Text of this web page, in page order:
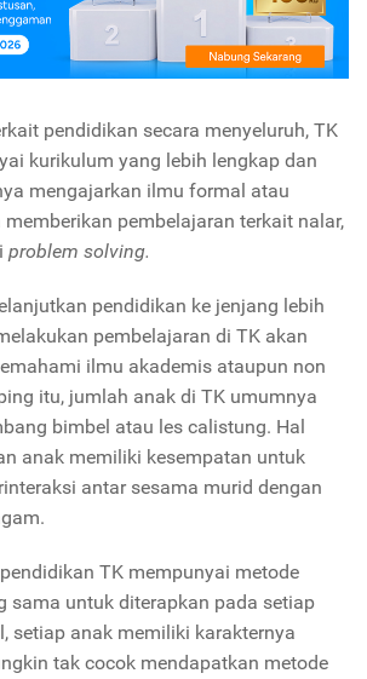
pendidikan secara menyeluruh, TK
kurikulum yang lebih lengkap dan
mengajarkan ilmu formal atau
pembelajaran terkait nalar,
problem solving.
pendidikan ke jenjang lebih
pembelajaran di TK akan
ilmu akademis ataupun non
itu, jumlah anak di TK umumnya
bimbel atau les calistung. Hal
anak memiliki kesempatan untuk
antar sesama murid dengan
TK mempunyai metode
sama untuk diterapkan pada setiap
setiap anak memiliki karakternya
tak cocok mendapatkan metode